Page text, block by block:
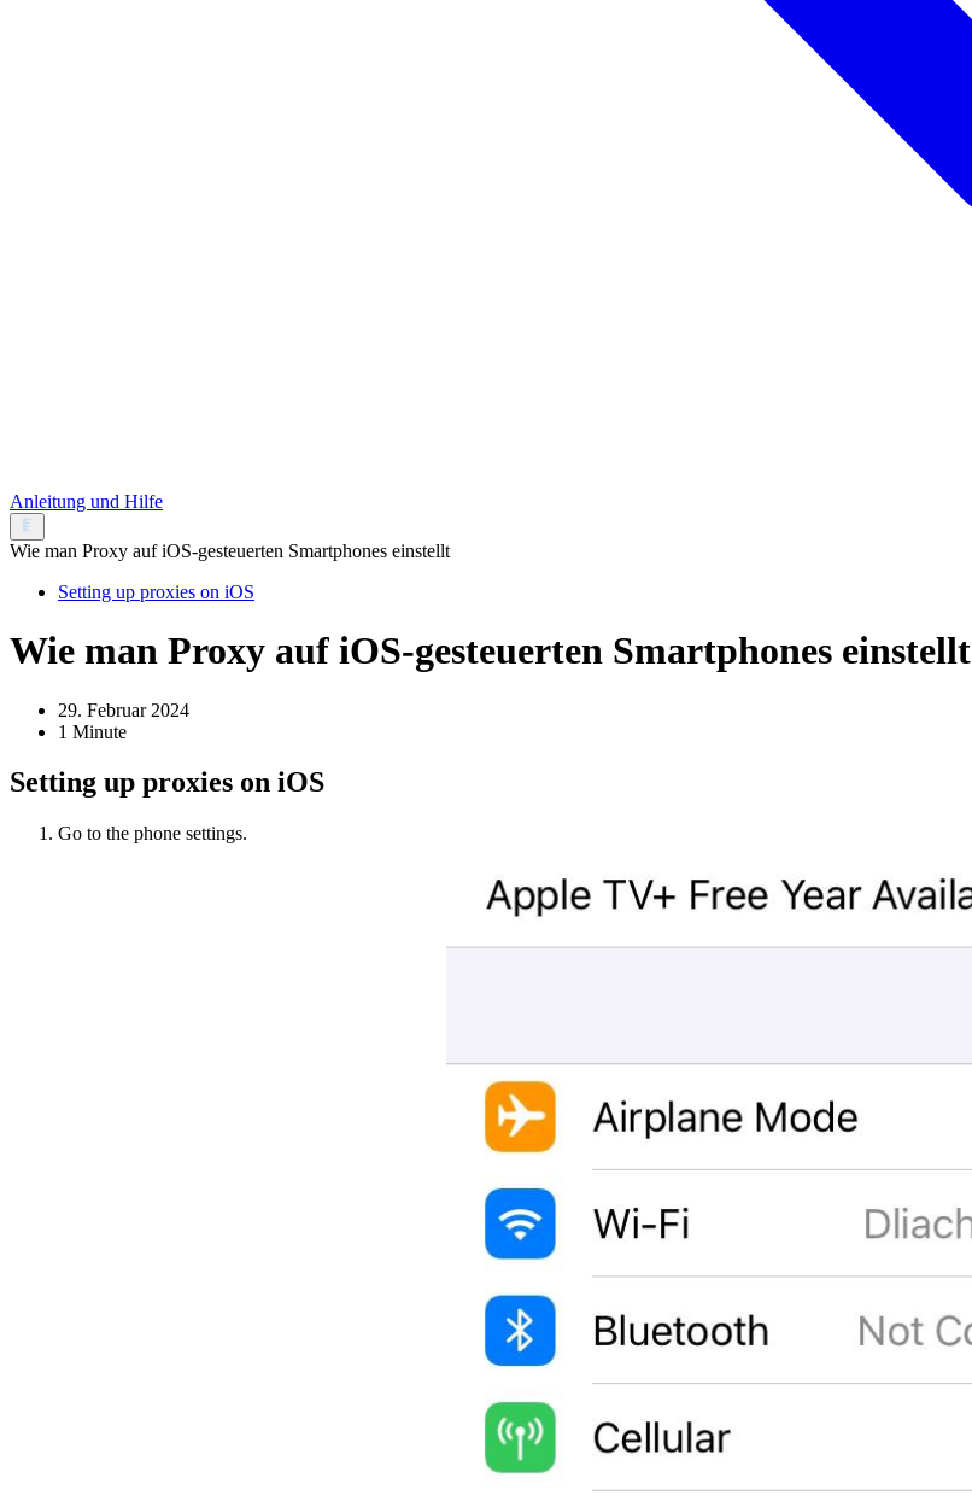
Anleitung und Hilfe
Wie man Proxy auf iOS-gesteuerten Smartphones einstellt
Setting up proxies on iOS
Wie man Proxy auf iOS-gesteuerten Smartphones einstellt
29. Februar 2024
1 Minute
Setting up proxies on iOS
Go to the phone settings.